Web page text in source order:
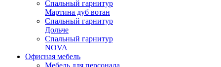
Спальный гарнитур
Мартина дуб вотан
Спальный гарнитур
Дольче
Спальный гарнитур
NOVA
Офисная мебель
Мебель для персонала